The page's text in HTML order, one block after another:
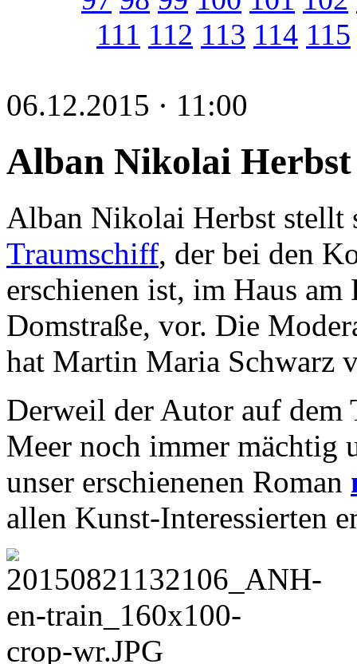
111 112 113 114 115
06.12.2015 · 11:00
Alban Nikolai
Alban Nikolai Herbst stellt
Traumschiff, der bei den
erschienen ist, im Haus
Domstraße, vor. Die
hat Martin Maria Schwarz
Derweil der Autor auf dem
Meer noch immer mächtig
unser erschienenen Roman
allen Kunst-Interessierten